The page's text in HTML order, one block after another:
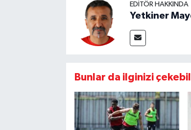
EDITÖR HAKKINDA
Yetkiner
Bunlar da ilginizi